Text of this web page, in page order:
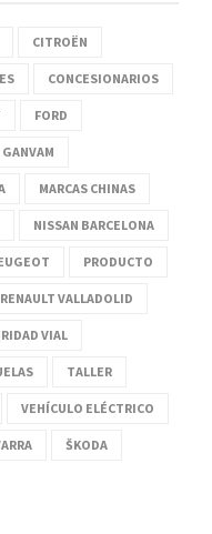
CITROËN
CONCESIONARIOS
FORD
GANVAM
MARCAS CHINAS
NISSAN BARCELONA
PRODUCTO
RENAULT VALLADOLID
VIAL
TALLER
VEHÍCULO ELÉCTRICO
ŠKODA